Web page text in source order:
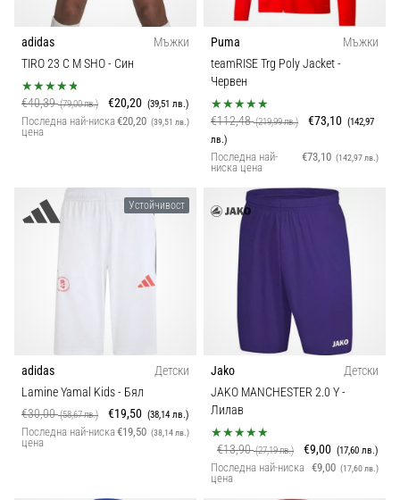
adidas
Мъжки
TIRO 23 C M SHO- Син
€40,39(79,00 лв.) €20,20 (39,51 лв.)
Последна най-ниска
цена
€20,20 (39,51 лв.)
Puma
Мъжки
teamRISE Trg Poly Jacket-
Червен
€112,48(219,99 лв.) €73,10 (142,97
лв.)
Последна най-
ниска цена
€73,10 (142,97 лв.)
Устойчивост
adidas
Детски
Lamine Yamal Kids- Бял
€30,00(58,67 лв.) €19,50 (38,14 лв.)
Последна най-ниска
цена
€19,50 (38,14 лв.)
Jako
Детски
JAKO MANCHESTER 2.0 Y-
Лилав
€13,90(27,19 лв.) €9,00 (17,60 лв.)
Последна най-ниска
цена
€9,00 (17,60 лв.)